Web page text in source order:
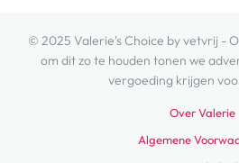
© 2025 Valerie's Choice by vetvrij -
om dit zo te houden tonen we
vergoeding krijgen
Over Valerie
Algemene